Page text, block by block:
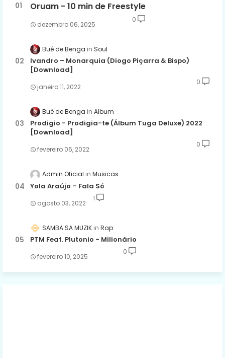
Oruam - 10 min de Freestyle
dezembro 06, 2025
0
Bué de Benga Soul
Ivandro – Monarquia (Diogo Piçarra & Bispo)
[Download]
janeiro 11, 2022
0
Bué de Benga Album
Prodigio - Prodigia-te (Álbum Tuga Deluxe) 2022
[Download]
fevereiro 06, 2022
0
Admin Oficial Musicas
Yola Araújo – Fala Só
agosto 03, 2022
1
SAMBA SA MUZIK Rap
PTM Feat. Plutonio - Milionário
fevereiro 10, 2025
0